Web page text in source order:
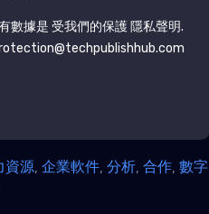
數據是 受我們的保護 隱私聲明.
資源,企業軟件,分析,合作,數字